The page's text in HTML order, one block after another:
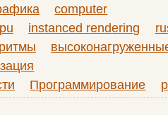
computer
instanced rendering
Программирование